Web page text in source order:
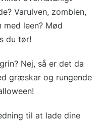
Varulven, zombien,
med leen? Mød
du tør!
Nej, så er det da
græskar og rungende
til at lade dine